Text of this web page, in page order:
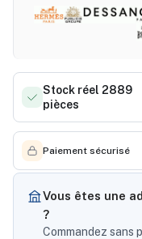
Stock réel 2889
pièces
Paiement sécurisé
Vous êtes une
?
Commandez sans